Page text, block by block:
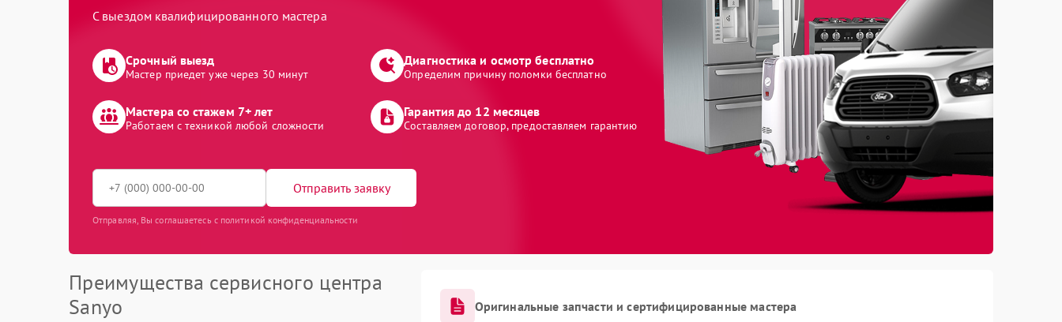
С выездом квалифицированного мастера
Срочный выезд
Мастер приедет уже через 30 минут
Диагностика и осмотр бесплатно
Определим причину поломки бесплатно
Мастера со стажем 7+ лет
Работаем с техникой любой сложности
Гарантия до 12 месяцев
Составляем договор, предоставляем гарантию
Отправить заявку
Отправляя, Вы соглашаетесь с политикой конфиденциальности
Преимущества сервисного центра
Sanyo
Оригинальные запчасти и сертифицированные мастера